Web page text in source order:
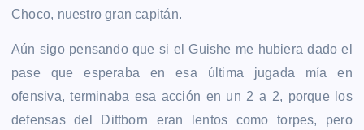
Choco, nuestro gran capitán.
Aún sigo pensando que si el Guishe me hubiera dado el
pase que esperaba en esa última jugada mía en
ofensiva, terminaba esa acción en un 2 a 2, porque los
defensas del Dittborn eran lentos como torpes, pero